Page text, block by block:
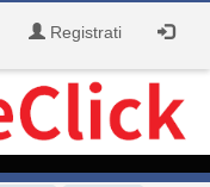
Registrati